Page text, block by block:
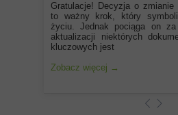
Gratulacje! Decyzja o
to ważny krok, który
życiu. Jednak pociąga on za
aktualizacji niektórych
kluczowych jest
Zobacz więcej →